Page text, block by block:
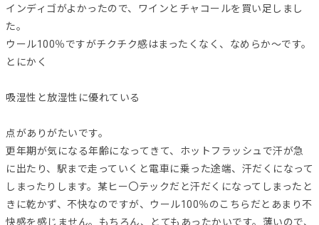
インディゴがよかったので、ワインとチャコールを買い足しまし
た。
ウール100％ですがチクチク感はまったくなく、なめらか～です。
とにかく
吸湿性と放湿性に優れている
点がありがたいです。
更年期が気になる年齢になってきて、ホットフラッシュで汗が急
に出たり、駅まで走っていくと電車に乗った途端、汗だくになって
しまったりします。某ヒー〇テックだと汗だくになってしまったと
きに乾かず、不快なのですが、ウール100％のこちらだとあまり不
快感を感じません。もちろん、とてもあったかいです。薄いので、